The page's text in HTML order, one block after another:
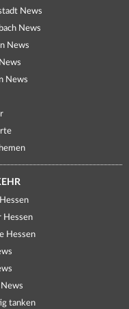
News
News
News
News
Hessen
Hessen
tanken